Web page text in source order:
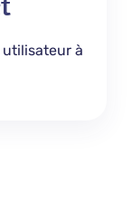
utilisateur à